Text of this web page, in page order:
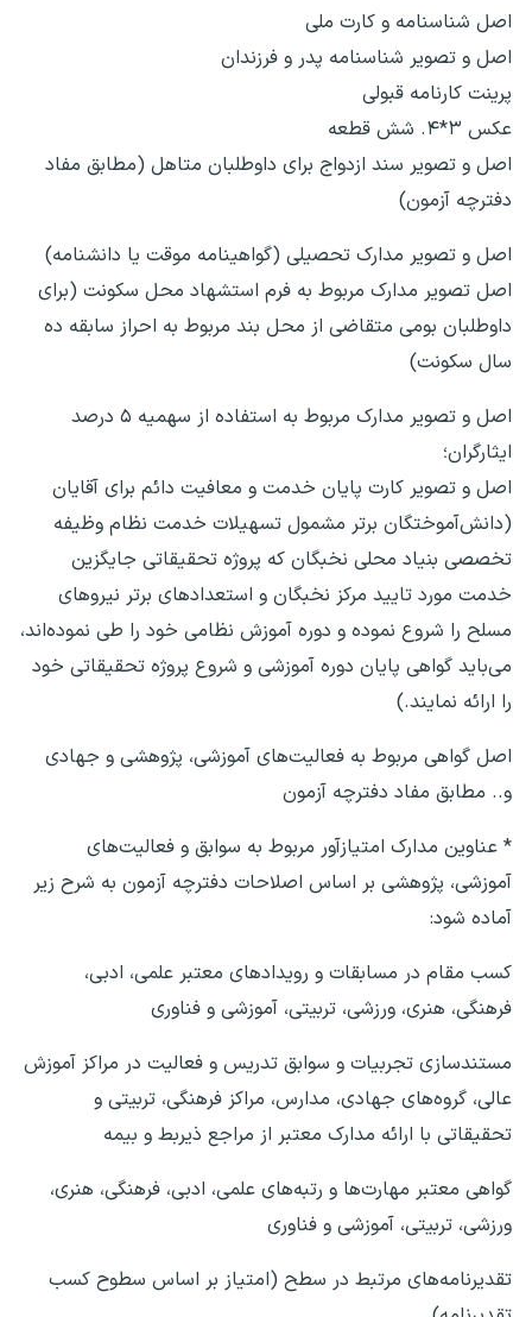
اصل شناسنامه و کارت ملی
اصل و تصویر شناسنامه پدر و فرزندان
پرینت کارنامه قبولی
عکس ۳*۴. شش قطعه
اصل و تصویر سند ازدواج برای داوطلبان متاهل (مطابق مفاد
دفترچه آزمون)
اصل و تصویر مدارک تحصیلی (گواهینامه موقت یا دانشنامه)
اصل تصویر مدارک مربوط به فرم استشهاد محل سکونت (برای
داوطلبان بومی متقاضی از محل بند مربوط به احراز سابقه ده
سال سکونت)
اصل و تصویر مدارک مربوط به استفاده از سهمیه ۵ درصد
ایثارگران؛
اصل و تصویر کارت پایان خدمت و معافیت دائم برای آقایان
(دانش‌آموختگان برتر مشمول تسهیلات خدمت نظام وظیفه
تخصصی بنیاد محلی نخبگان که پروژه تحقیقاتی جایگزین
خدمت مورد تایید مرکز نخبگان و استعدادهای برتر نیروهای
مسلح را شروع نموده و دوره آموزش نظامی خود را طی نموده‌اند،
می‌باید گواهی پایان دوره آموزشی و شروع پروژه تحقیقاتی خود
را ارائه نمایند.)
اصل گواهی مربوط به فعالیت‌های آموزشی، پژوهشی و جهادی
و.. مطابق مفاد دفترچه آزمون
* عناوین مدارک امتیازآور مربوط به سوابق و فعالیت‌های
آموزشی، پژوهشی بر اساس اصلاحات دفترچه آزمون به شرح زیر
آماده شود:
کسب مقام در مسابقات و رویدادهای معتبر علمی، ادبی،
فرهنگی، هنری، ورزشی، تربیتی، آموزشی و فناوری
مستندسازی تجربیات و سوابق تدریس و فعالیت در مراکز آموزش
عالی، گروه‌های جهادی، مدارس، مراکز فرهنگی، تربیتی و
تحقیقاتی با ارائه مدارک معتبر از مراجع ذیربط و بیمه
گواهی معتبر مهارت‌ها و رتبه‌های علمی، ادبی، فرهنگی، هنری،
ورزشی، تربیتی، آموزشی و فناوری
تقدیرنامه‌های مرتبط در سطح (امتیاز بر اساس سطوح کسب